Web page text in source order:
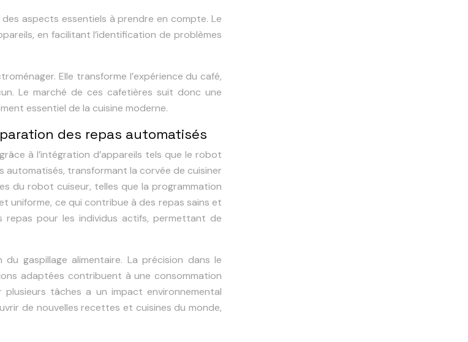
aspects essentiels à prendre en compte. Le
en facilitant l’identification de problèmes
Elle transforme l’expérience du café,
Le marché de ces cafetières suit donc une
essentiel de la cuisine moderne.
des repas automatisés
à l’intégration d’appareils tels que le robot
automatisés, transformant la corvée de cuisiner
du robot cuiseur, telles que la programmation
uniforme, ce qui contribue à des repas sains et
repas pour les individus actifs, permettant de
gaspillage alimentaire. La précision dans le
adaptées contribuent à une consommation
plusieurs tâches a un impact environnemental
de nouvelles recettes et cuisines du monde,